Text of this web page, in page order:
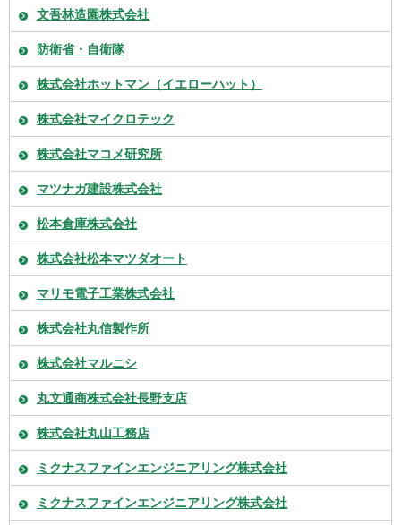
文吾林造園株式会社
防衛省・自衛隊
株式会社ホットマン（イエローハット）
株式会社マイクロテック
株式会社マコメ研究所
マツナガ建設株式会社
松本倉庫株式会社
株式会社松本マツダオート
マリモ電子工業株式会社
株式会社丸信製作所
株式会社マルニシ
丸文通商株式会社長野支店
株式会社丸山工務店
ミクナスファインエンジニアリング株式会社
ミクナスファインエンジニアリング株式会社